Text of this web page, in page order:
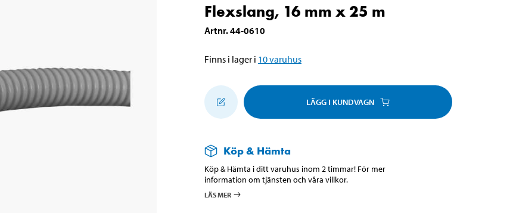
Flexslang, 16 mm x 25 m
Artnr.44-0610
Finns i lager i 10varuhus
LÄGG I KUNDVAGN
Köp & Hämta
Köp & Hämta i ditt varuhus inom 2 timmar! För mer
information om tjänsten och våra villkor.
LÄS MER